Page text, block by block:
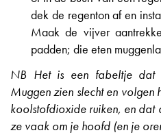
dek de regenton af en
Maak de vijver
padden; die eten
NB Het is een fabeltje dat
Muggen zien slecht en volgen
koolstofdioxide ruiken, en dat
ze vaak om je hoofd (en je